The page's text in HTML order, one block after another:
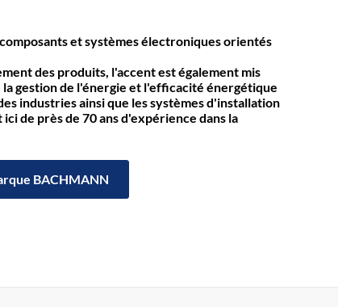
et systèmes électroniques orientés
des produits, l'accent est également mis
gestion de l'énergie et l'efficacité énergétique
industries ainsi que les systèmes d'installation
de près de 70 ans d'expérience dans la
BACHMANN